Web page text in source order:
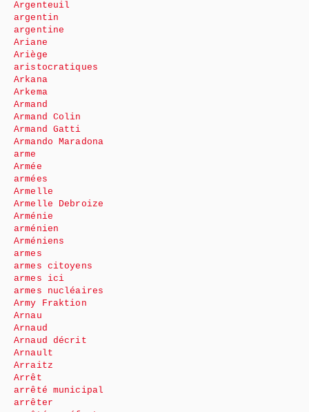
Argenteuil
argentin
argentine
Ariane
Ariège
aristocratiques
Arkana
Arkema
Armand
Armand Colin
Armand Gatti
Armando Maradona
arme
Armée
armées
Armelle
Armelle Debroize
Arménie
arménien
Arméniens
armes
armes citoyens
armes ici
armes nucléaires
Army Fraktion
Arnau
Arnaud
Arnaud décrit
Arnault
Arraitz
Arrêt
arrêté municipal
arrêter